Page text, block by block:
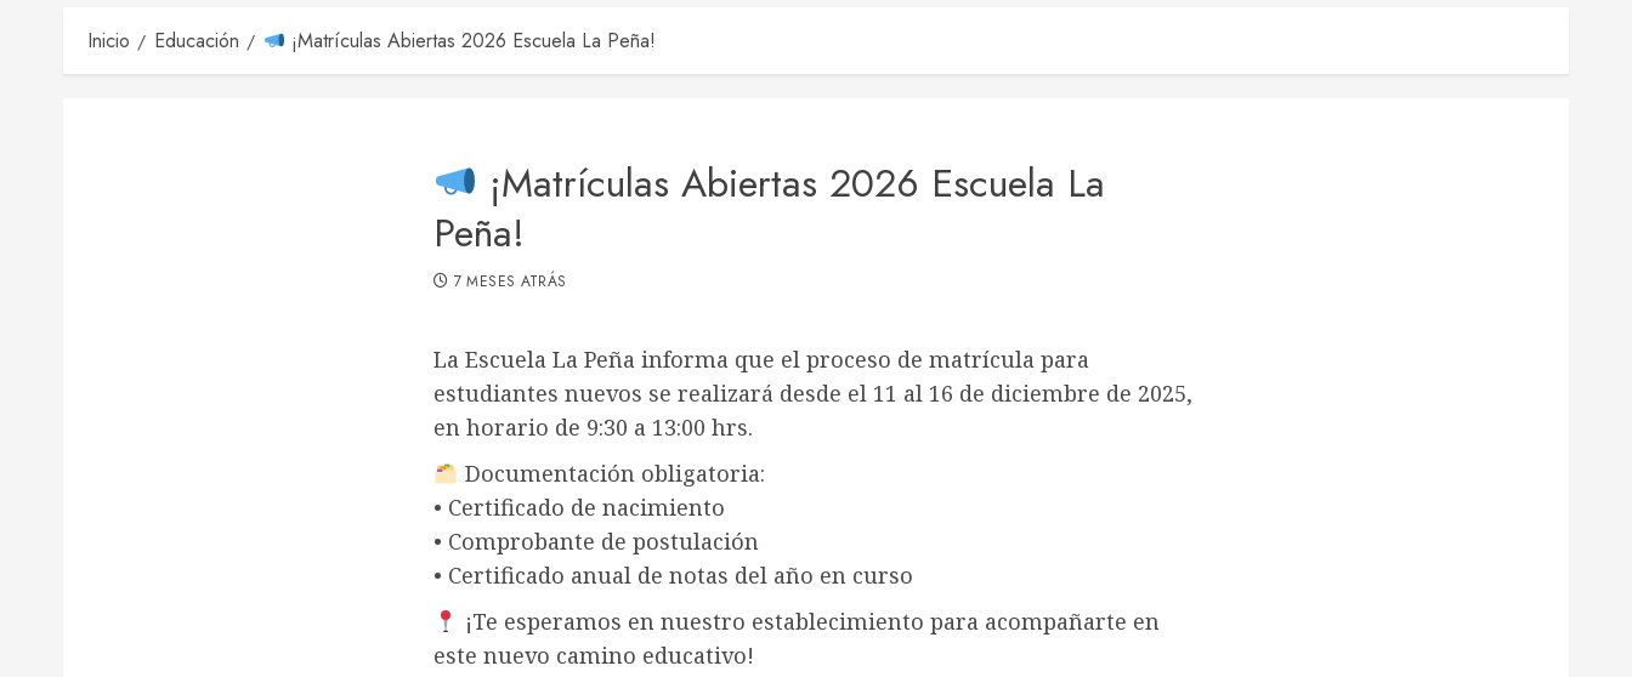
Inicio Educación ¡Matrículas Abiertas 2026 Escuela La Peña!
¡Matrículas Abiertas 2026 Escuela La
Peña!
7 MESES ATRÁS
La Escuela La Peña informa que el proceso de matrícula para
estudiantes nuevos se realizará desde el 11 al 16 de diciembre de 2025,
en horario de 9:30 a 13:00 hrs.
Documentación obligatoria:
• Certificado de nacimiento
• Comprobante de postulación
• Certificado anual de notas del año en curso
¡Te esperamos en nuestro establecimiento para acompañarte en
este nuevo camino educativo!